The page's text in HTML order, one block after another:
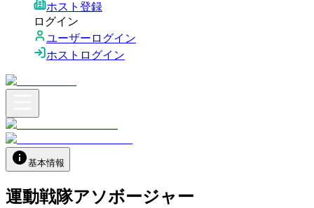
ホスト登録
ログイン
ユーザーログイン
ホストログイン
基本情報
運動戦隊アソボージャー